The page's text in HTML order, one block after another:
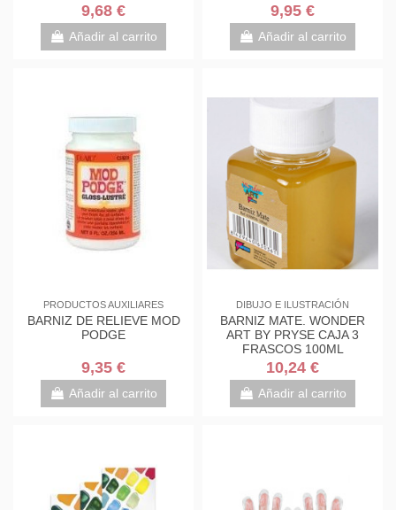
9,68 €
Añadir al carrito
9,95 €
Añadir al carrito
PRODUCTOS AUXILIARES
BARNIZ DE RELIEVE MOD
PODGE
9,35 €
Añadir al carrito
DIBUJO E ILUSTRACIÓN
BARNIZ MATE. WONDER
ART BY PRYSE CAJA 3
FRASCOS 100ML
10,24 €
Añadir al carrito